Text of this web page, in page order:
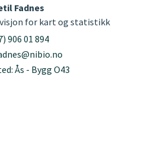
Fadnes
for kart og statistikk
906 01 894
Ås - Bygg O43